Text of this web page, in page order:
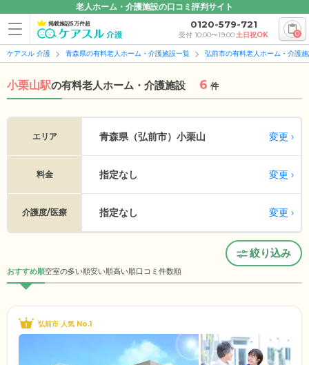
老人ホーム・介護施設の口コミ評判サイト
掲載施設5万件超 0120-579-721
受付 10:00〜19:00土日祝OK 0
ケアスル 介護 青森県の有料老人ホーム・介護施設一覧 弘前市の有料老人ホーム・介護
小栗山駅の有料老人ホーム・介護施設 6 件
エリア 青森県（弘前市） 小栗山 変更
料金 指定なし 変更
介護度/医療 指定なし 変更
絞り込み
おすすめ順空室の多い順安い順高い順口コミ件数順
弘前市 人気 No.1